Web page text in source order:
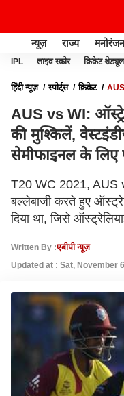
न्यूज़ राज्य मनोरंजन
IPL लाइव स्कोर क्रिकेट शेड्यूल
हिंदी न्यूज़ स्पोर्ट्स क्रिकेट
AUS
AUS vs WI:
की मुश्किलें,
सेमीफाइनल के लिए
T20 WC 2021, AUS
बल्लेबाजी करते हुए
दिया था, जिसे
Written By :एबीपी न्यूज़
Updated at : Sat, November